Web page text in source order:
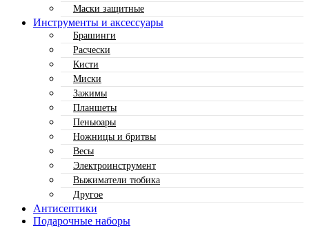
Маски защитные
Инструменты и аксессуары
Брашинги
Расчески
Кисти
Миски
Зажимы
Планшеты
Пеньюары
Ножницы и бритвы
Весы
Электроинструмент
Выжиматели тюбика
Другое
Антисептики
Подарочные наборы